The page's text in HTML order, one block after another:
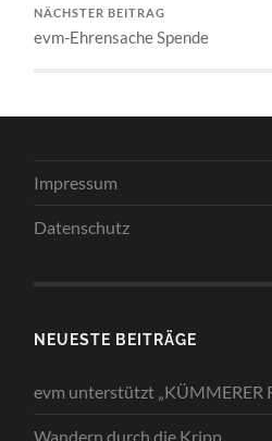
NÄCHSTER BEITRAG
evm-Ehrensache Spende
Impressum
Datenschutz
NEUESTE BEITRÄGE
evm unterstützt „KÜMMERER
Wandern durch die Kripp